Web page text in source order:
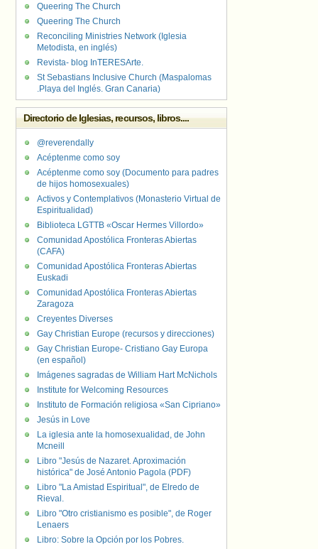
Queering The Church
Queering The Church
Reconciling Ministries Network (Iglesia
Metodista, en inglés)
Revista- blog InTERESArte.
St Sebastians Inclusive Church (Maspalomas
.Playa del Inglés. Gran Canaria)
Directorio de Iglesias, recursos, libros....
@reverendally
Acéptenme como soy
Acéptenme como soy (Documento para padres
de hijos homosexuales)
Activos y Contemplativos (Monasterio Virtual de
Espiritualidad)
Biblioteca LGTTB «Oscar Hermes Villordo»
Comunidad Apostólica Fronteras Abiertas
(CAFA)
Comunidad Apostólica Fronteras Abiertas
Euskadi
Comunidad Apostólica Fronteras Abiertas
Zaragoza
Creyentes Diverses
Gay Christian Europe (recursos y direcciones)
Gay Christian Europe- Cristiano Gay Europa
(en español)
Imágenes sagradas de William Hart McNichols
Institute for Welcoming Resources
Instituto de Formación religiosa «San Cipriano»
Jesús in Love
La iglesia ante la homosexualidad, de John
Mcneill
Libro "Jesús de Nazaret. Aproximación
histórica" de José Antonio Pagola (PDF)
Libro "La Amistad Espiritual", de Elredo de
Rieval.
Libro "Otro cristianismo es posible", de Roger
Lenaers
Libro: Sobre la Opción por los Pobres.